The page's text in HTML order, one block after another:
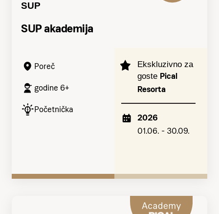
SUP
SUP akademija
Poreč
godine 6+
Početnička
Ekskluzivno za
goste Pical
Resorta
2026
01.06. - 30.09.